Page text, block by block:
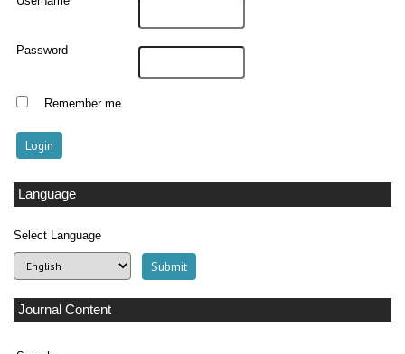
Password
Remember me
Language
Select Language
Journal Content